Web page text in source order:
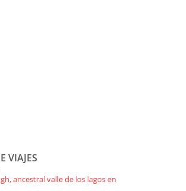
VIAJES
ancestral valle de los lagos en